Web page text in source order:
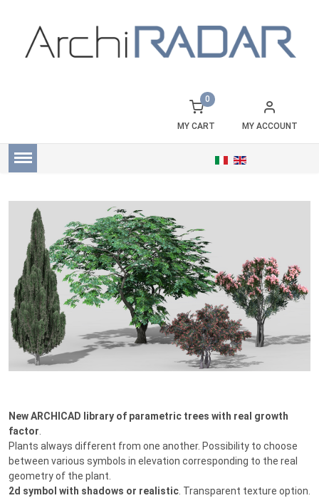
MY ACCOUNT
MY CART
0
New ARCHICAD library of parametric trees with real growth
factor
Plants always different from one another. Possibility to choose
between various symbols in elevation corresponding to the real
geometry of the plant.
2d symbol with shadows or realistic . Transparent texture option.